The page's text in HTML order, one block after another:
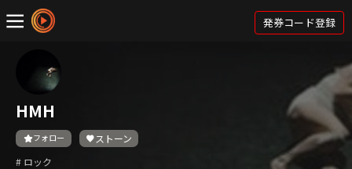
発券コード登録
HMH
フォロー
ストーン
# ロック